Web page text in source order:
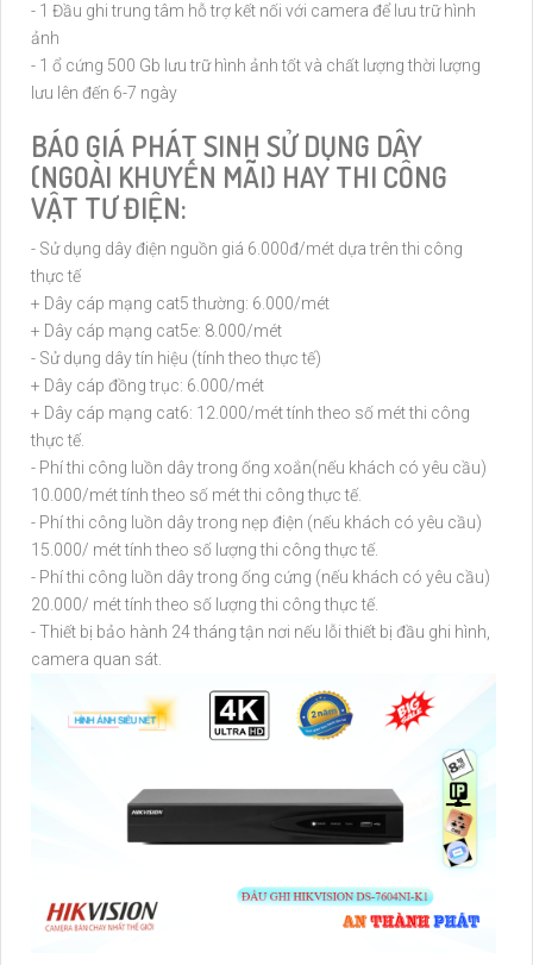
- 1 Đầu ghi trung tâm hỗ trợ kết nối với camera để lưu trữ hình
ảnh
- 1 ổ cứng 500 Gb lưu trữ hình ảnh tốt và chất lượng thời lượng
lưu lên đến 6-7 ngày
BÁO GIÁ PHÁT SINH SỬ DỤNG DÂY
(NGOÀI KHUYẾN MÃI) HAY THI CÔNG
VẬT TƯ ĐIỆN:
- Sử dụng dây điện nguồn giá 6.000đ/mét dựa trên thi công
thực tế
+ Dây cáp mạng cat5 thường: 6.000/mét
+ Dây cáp mạng cat5e: 8.000/mét
- Sử dụng dây tín hiệu (tính theo thực tế)
+ Dây cáp đồng trục: 6.000/mét
+ Dây cáp mạng cat6: 12.000/mét tính theo số mét thi công
thực tế.
- Phí thi công luồn dây trong ống xoắn(nếu khách có yêu cầu)
10.000/mét tính theo số mét thi công thực tế.
- Phí thi công luồn dây trong nẹp điện (nếu khách có yêu cầu)
15.000/ mét tính theo số lượng thi công thực tế.
- Phí thi công luồn dây trong ống cứng (nếu khách có yêu cầu)
20.000/ mét tính theo số lượng thi công thực tế.
- Thiết bị bảo hành 24 tháng tận nơi nếu lỗi thiết bị đầu ghi hình,
camera quan sát.